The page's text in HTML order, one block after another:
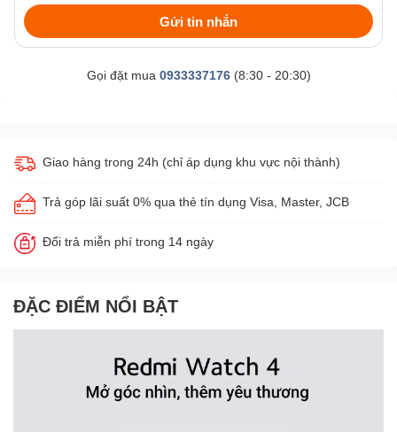
Gửi tin nhắn
Gọi đặt mua 0933337176(8:30 - 20:30)
Giao hàng trong 24h (chỉ áp dụng khu vực nội thành)
Trả góp lãi suất 0% qua thẻ tín dụng Visa, Master, JCB
Đổi trả miễn phí trong 14 ngày
ĐẶC ĐIỂM NỔI BẬT